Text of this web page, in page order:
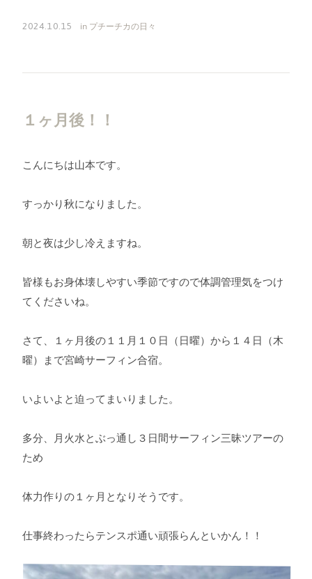
2024.10.15 in プチーチカの日々
１ヶ月後！！
こんにちは山本です。
すっかり秋になりました。
朝と夜は少し冷えますね。
皆様もお身体壊しやすい季節ですので体調管理気をつけ
てくださいね。
さて、１ヶ月後の１１月１０日（日曜）から１４日（木
曜）まで宮崎サーフィン合宿。
いよいよと迫ってまいりました。
多分、月火水とぶっ通し３日間サーフィン三昧ツアーの
ため
体力作りの１ヶ月となりそうです。
仕事終わったらテンスポ通い頑張らんといかん！！